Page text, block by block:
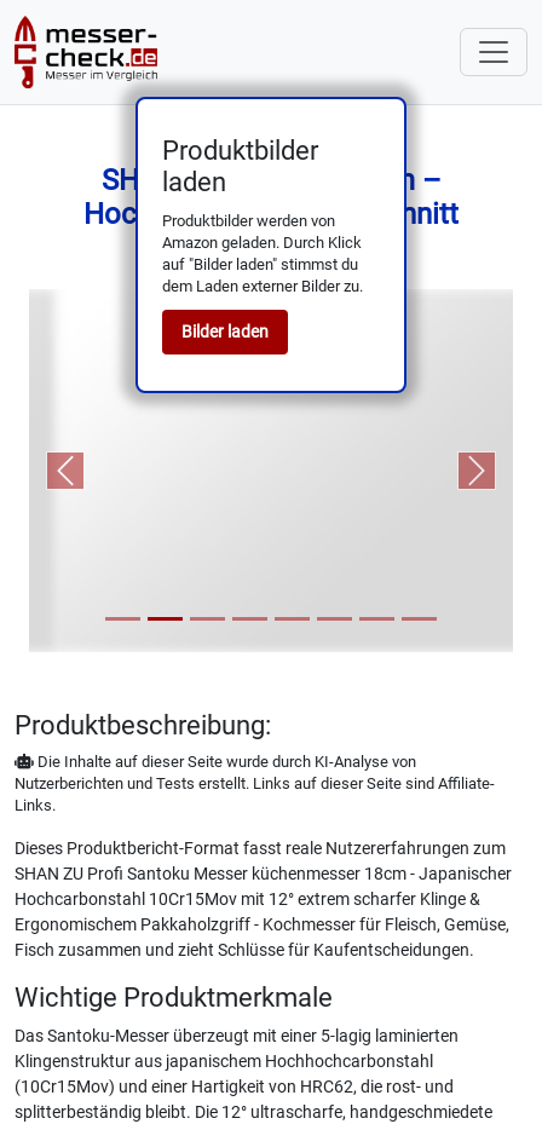
Produktbilder
laden
Produktbilder werden von
Amazon geladen. Durch Klick
auf "Bilder laden" stimmst du
dem Laden externer Bilder zu.
Bilder laden
SHAN ZU Santoku 18cm –
Hochcarbonstahl, 12° Schnitt
Previous Next
Produktbeschreibung:
Die Inhalte auf dieser Seite wurde durch KI-Analyse von
Nutzerberichten und Tests erstellt. Links auf dieser Seite sind Affiliate-
Links.
Dieses Produktbericht-Format fasst reale Nutzererfahrungen zum
SHAN ZU Profi Santoku Messer küchenmesser 18cm - Japanischer
Hochcarbonstahl 10Cr15Mov mit 12° extrem scharfer Klinge &
Ergonomischem Pakkaholzgriff - Kochmesser für Fleisch, Gemüse,
Fisch zusammen und zieht Schlüsse für Kaufentscheidungen.
Wichtige Produktmerkmale
Das Santoku-Messer überzeugt mit einer 5-lagig laminierten
Klingenstruktur aus japanischem Hochhochcarbonstahl
(10Cr15Mov) und einer Hartigkeit von HRC62, die rost- und
splitterbeständig bleibt. Die 12° ultrascharfe, handgeschmiedete